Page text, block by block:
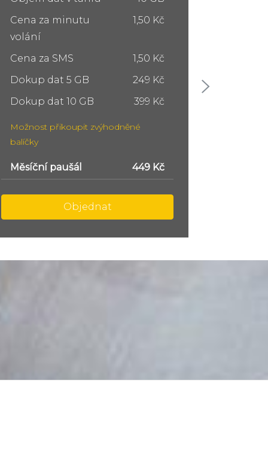
Cena za minutu
volání
1,50 Kč
Cena za SMS
1,50 Kč
Dokup dat 5 GB
249 Kč
Dokup dat 10 GB
399 Kč
Možnost přikoupit zvýhodněné
balíčky
Měsíční paušál 749 Kč
Objednat